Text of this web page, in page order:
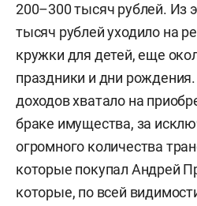
200–300 тысяч рублей. Из
тысяч рублей уходило на
кружки для детей, еще
праздники и дни
доходов хватало на
браке имущества, за
огромного количества
которые покупал Андрей
которые, по всей